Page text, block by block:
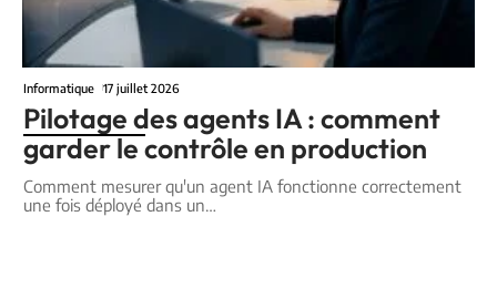
Informatique 17 juillet 2026
Pilotage des agents IA : comment
garder le contrôle en production
Comment mesurer qu'un agent IA fonctionne correctement
une fois déployé dans un